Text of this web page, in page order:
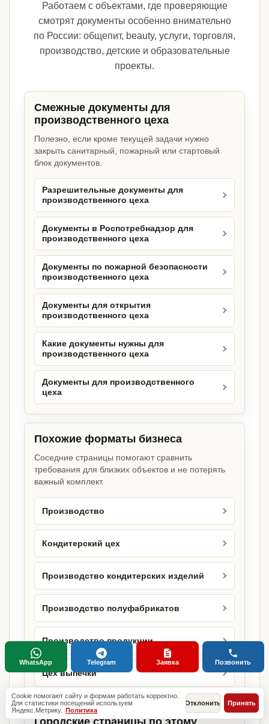
Работаем с объектами, где проверяющие
смотрят документы особенно внимательно
по России: общепит, beauty, услуги, торговля,
производство, детские и образовательные
проекты.
Смежные документы для
производственного цеха
Полезно, если кроме текущей задачи нужно
закрыть санитарный, пожарный или стартовый
блок документов.
Разрешительные документы для
производственного цеха
Документы в Роспотребнадзор для
производственного цеха
Документы по пожарной безопасности
производственного цеха
Документы для открытия
производственного цеха
Какие документы нужны для
производственного цеха
Документы для производственного
цеха
Похожие форматы бизнеса
Соседние страницы помогают сравнить
требования для близких объектов и не потерять
важный комплект.
Производство
Кондитерский цех
Производство кондитерских изделий
Производство полуфабрикатов
Производство продукции
Цех выпечки
Cookie помогают сайту и формам работать корректно.
Для статистики посещений используем
Яндекс.Метрику. Политика
Отклонить Принять
WhatsApp Telegram Заявка Позвонить